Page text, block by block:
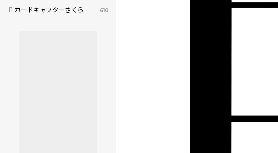
カードキャプターさくら 610